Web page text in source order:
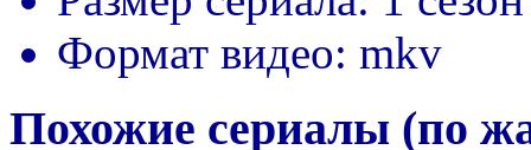
Формат видео: mkv
Похожие сериалы (по